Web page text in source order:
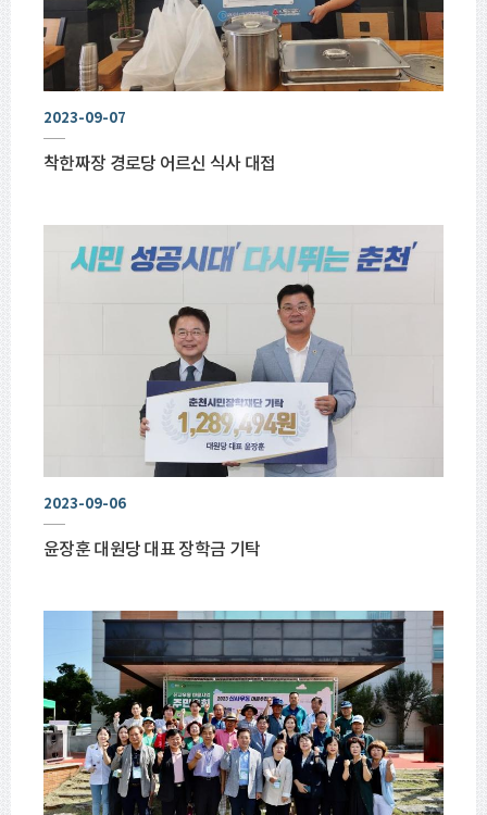
2023-09-07
착한짜장 경로당 어르신 식사 대접
2023-09-06
윤장훈 대원당 대표 장학금 기탁